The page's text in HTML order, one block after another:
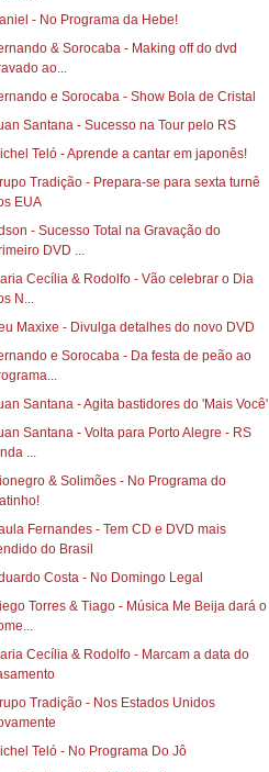
Daniel - No Programa da Hebe!‏
& Sorocaba - Making off do dvd
ao...
e Sorocaba - Show Bola de Cristal
Santana - Sucesso na Tour pelo RS
Teló - Aprende a cantar em japonês!
Tradição - Prepara-se para sexta turnê
EUA
- Sucesso Total na Gravação do
DVD ...
Cecília & Rodolfo - Vão celebrar o Dia
N...
Maxixe - Divulga detalhes do novo DVD
e Sorocaba - Da festa de peão ao
Santana - Agita bastidores do 'Mais Você'
Santana - Volta para Porto Alegre - RS
...
& Solimões - No Programa do
Ratinho!‏
Fernandes - Tem CD e DVD mais
do Brasil
Costa - No Domingo Legal
Torres & Tiago - Música Me Beija dará o
Cecília & Rodolfo - Marcam a data do
Tradição - Nos Estados Unidos
Teló - No Programa Do Jô